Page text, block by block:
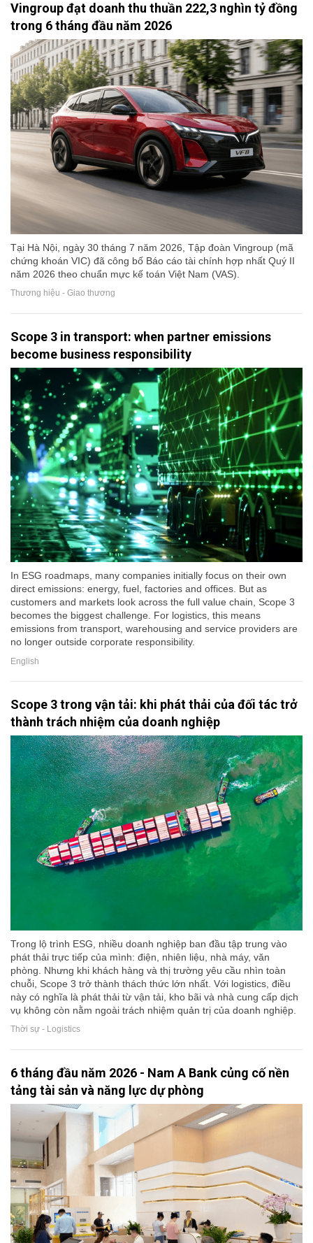
Vingroup đạt doanh thu thuần 222,3 nghìn tỷ đồng
trong 6 tháng đầu năm 2026
Tại Hà Nội, ngày 30 tháng 7 năm 2026, Tập đoàn Vingroup (mã
chứng khoán VIC) đã công bố Báo cáo tài chính hợp nhất Quý II
năm 2026 theo chuẩn mực kế toán Việt Nam (VAS).
Thương hiệu - Giao thương
Scope 3 in transport: when partner emissions
become business responsibility
In ESG roadmaps, many companies initially focus on their own
direct emissions: energy, fuel, factories and offices. But as
customers and markets look across the full value chain, Scope 3
becomes the biggest challenge. For logistics, this means
emissions from transport, warehousing and service providers are
no longer outside corporate responsibility.
English
Scope 3 trong vận tải: khi phát thải của đối tác trở
thành trách nhiệm của doanh nghiệp
Trong lộ trình ESG, nhiều doanh nghiệp ban đầu tập trung vào
phát thải trực tiếp của mình: điện, nhiên liệu, nhà máy, văn
phòng. Nhưng khi khách hàng và thị trường yêu cầu nhìn toàn
chuỗi, Scope 3 trở thành thách thức lớn nhất. Với logistics, điều
này có nghĩa là phát thải từ vận tải, kho bãi và nhà cung cấp dịch
vụ không còn nằm ngoài trách nhiệm quản trị của doanh nghiệp.
Thời sự - Logistics
6 tháng đầu năm 2026 - Nam A Bank củng cố nền
tảng tài sản và năng lực dự phòng